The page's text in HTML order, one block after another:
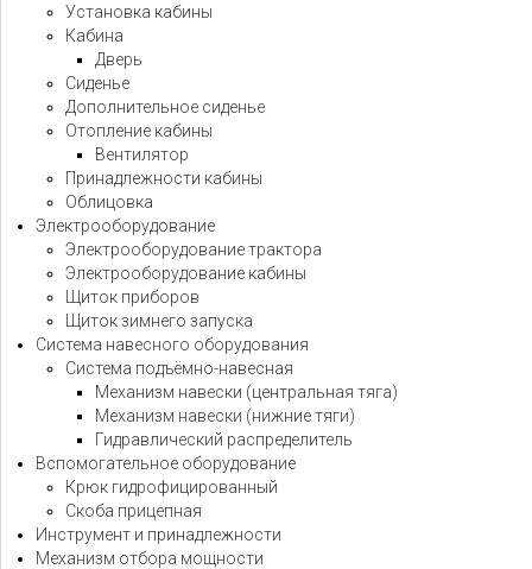
Установка кабины
Кабина
Дверь
Сиденье
Дополнительное сиденье
Отопление кабины
Вентилятор
Принадлежности кабины
Облицовка
Электрооборудование
Электрооборудование трактора
Электрооборудование кабины
Щиток приборов
Щиток зимнего запуска
Система навесного оборудования
Система подъёмно-навесная
Механизм навески (центральная тяга)
Механизм навески (нижние тяги)
Гидравлический распределитель
Вспомогательное оборудование
Крюк гидрофицированный
Скоба прицепная
Инструмент и принадлежности
Механизм отбора мощности